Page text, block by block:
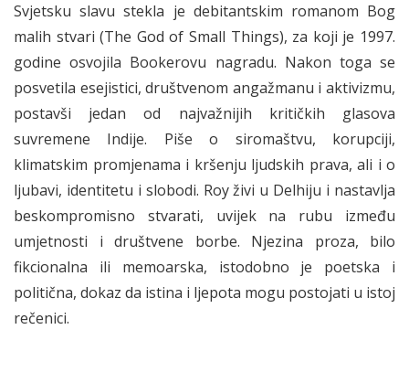
Svjetsku slavu stekla je debitantskim romanom Bog
malih stvari (The God of Small Things), za koji je 1997.
godine osvojila Bookerovu nagradu. Nakon toga se
posvetila esejistici, društvenom angažmanu i aktivizmu,
postavši jedan od najvažnijih kritičkih glasova
suvremene Indije. Piše o siromaštvu, korupciji,
klimatskim promjenama i kršenju ljudskih prava, ali i o
ljubavi, identitetu i slobodi. Roy živi u Delhiju i nastavlja
beskompromisno stvarati, uvijek na rubu između
umjetnosti i društvene borbe. Njezina proza, bilo
fikcionalna ili memoarska, istodobno je poetska i
politična, dokaz da istina i ljepota mogu postojati u istoj
rečenici.